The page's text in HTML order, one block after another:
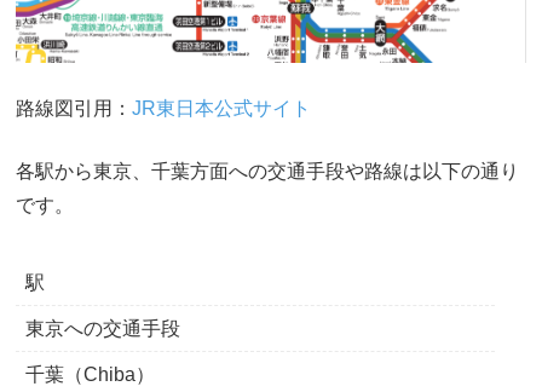
路線図引用：JR東日本公式サイト
各駅から東京、千葉方面への交通手段や路線は以下の通り
です。
駅
東京への交通手段
千葉（Chiba）